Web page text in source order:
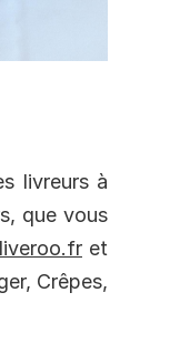
livreurs à
que vous
et
Crêpes,